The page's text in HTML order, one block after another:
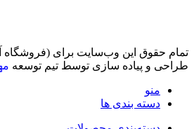
تمام حقوق اين وب‌سايت برای (فروشگاه
طراحی و پیاده سازی توسط تیم توسعه
منو
دسته بندی ها